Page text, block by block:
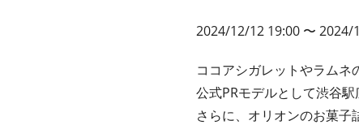
2024/12/12 19:00 〜 2024/
ココアシガレットやラム
公式PRモデルとして渋谷
さらに、オリオンのお菓子